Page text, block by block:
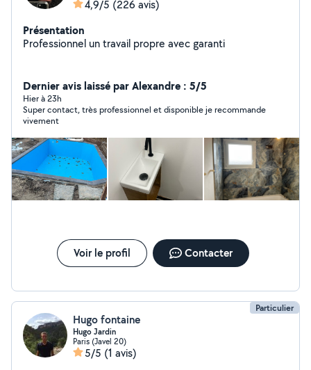
4,9/5 (226 avis)
Présentation
Professionnel un travail propre avec garanti
Dernier avis laissé par Alexandre : 5/5
Hier à 23h
Super contact, très professionnel et disponible je recommande
vivement
Voir le profil Contacter
Particulier
Hugo fontaine
Hugo Jardin
Paris (Javel 20)
5/5 (1 avis)